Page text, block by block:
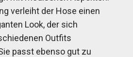
verleiht der Hose einen
Look, der sich
Outfits
passt ebenso gut zu